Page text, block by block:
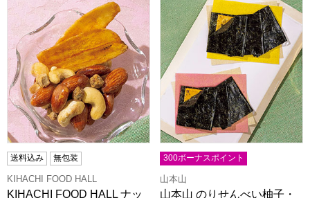
KIHACHI FOOD HALL ナッツギフト3種3袋入【夏の贈りも
送料込み 無包装
KIHACHI FOOD HALL
KIHACHI FOOD HALL ナッ
山本山 のりせんべい柚子・
300ボーナスポイント
山本山
山本山 のりせんべい柚子・